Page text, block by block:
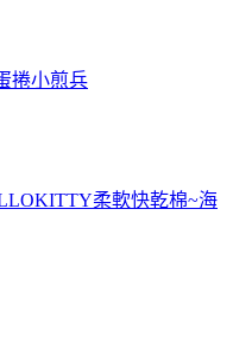
捲小煎兵
柔軟快乾棉~海